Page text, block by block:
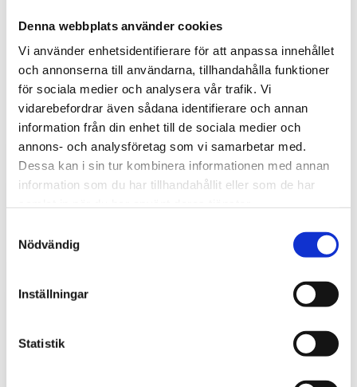
Denna webbplats använder cookies
Vi använder enhetsidentifierare för att anpassa innehållet
och annonserna till användarna, tillhandahålla funktioner
för sociala medier och analysera vår trafik. Vi
vidarebefordrar även sådana identifierare och annan
information från din enhet till de sociala medier och
annons- och analysföretag som vi samarbetar med.
Dessa kan i sin tur kombinera informationen med annan
information som du har tillhandahållit eller som de har
Nödvändig
Inställningar
Statistik
Tips och inspiration
Stöldskydd för entreprenadmaskiner: så